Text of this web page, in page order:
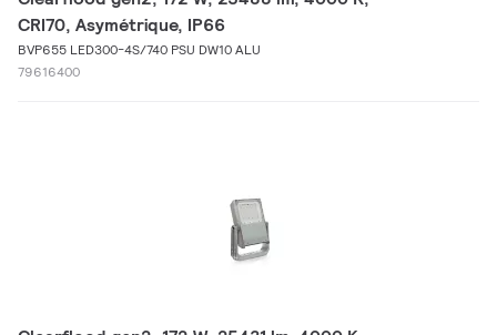
CRI70, Asymétrique, IP66
BVP655 LED300-4S/740 PSU DW10 ALU
79616400